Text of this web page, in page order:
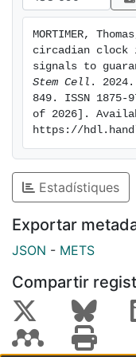
essential gate-
MORTIMER,
circadian clock
signals to
Stem Cell .
849. ISSN
of 2026].
https://
Estadístiques
Exportar
JSON - METS
Compartir